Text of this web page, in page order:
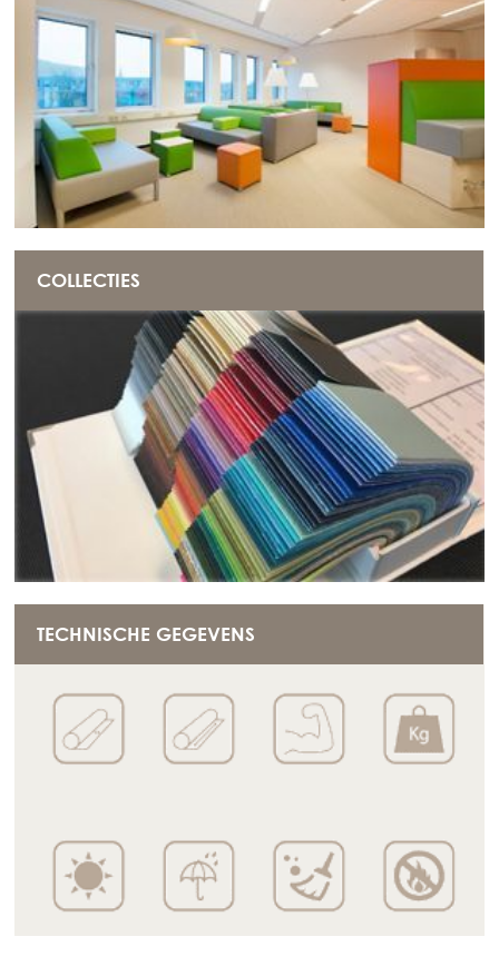
COLLECTIES
TECHNISCHE GEGEVENS